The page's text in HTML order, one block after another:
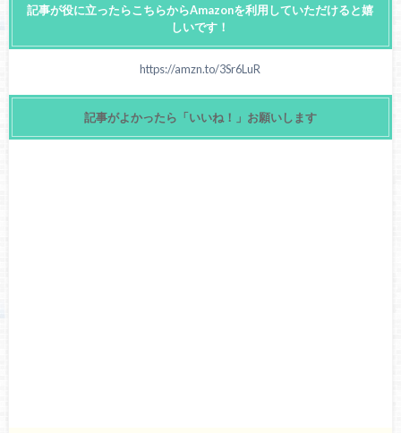
記事が役に立ったらこちらからAmazonを利用していただけると嬉
しいです！
https://amzn.to/3Sr6LuR
記事がよかったら「いいね！」お願いします